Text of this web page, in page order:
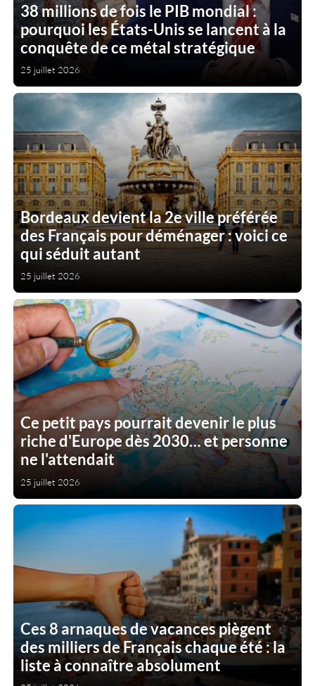
38 millions de fois le PIB mondial :
pourquoi les États-Unis se lancent à la
conquête de ce métal stratégique
25 juillet 2026
Bordeaux devient la 2e ville préférée
des Français pour déménager : voici ce
qui séduit autant
25 juillet 2026
Ce petit pays pourrait devenir le plus
riche d'Europe dès 2030… et personne
ne l'attendait
25 juillet 2026
Ces 8 arnaques de vacances piègent
des milliers de Français chaque été : la
liste à connaître absolument